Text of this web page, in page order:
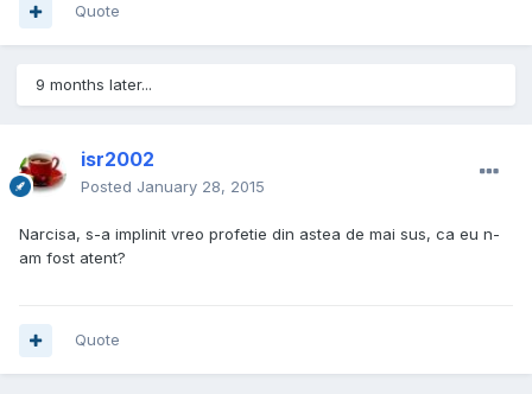
Quote
9 months later...
isr2002
Posted January 28, 2015
Narcisa, s-a implinit vreo profetie din astea de mai sus, ca eu n-
am fost atent?
Quote